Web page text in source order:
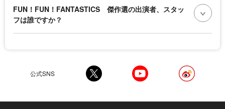
FUN！FUN！FANTASTICS 傑作選の出演者、スタッ
フは誰ですか？
公式SNS